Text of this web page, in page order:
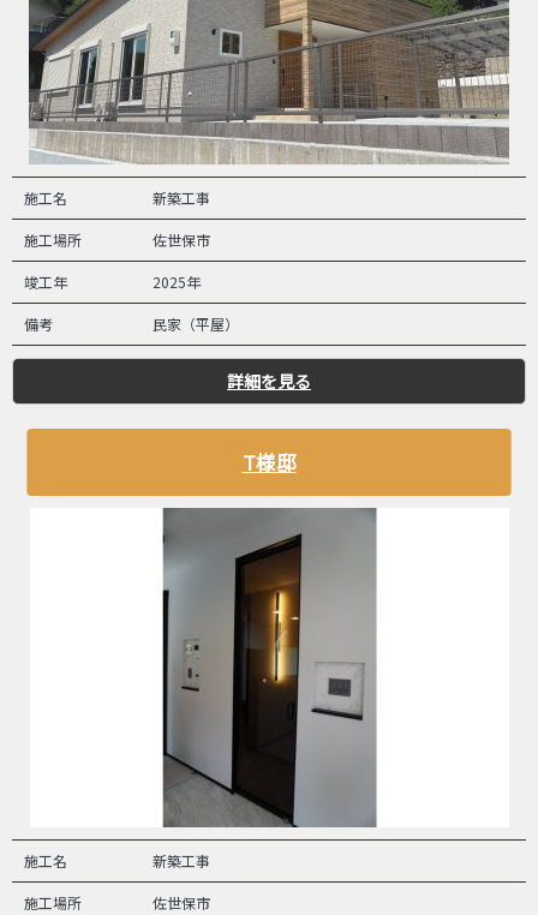
施工名 新築工事
施工場所 佐世保市
竣工年 2025年
備考 民家（平屋）
詳細を見る
T様邸
施工名 新築工事
施工場所 佐世保市